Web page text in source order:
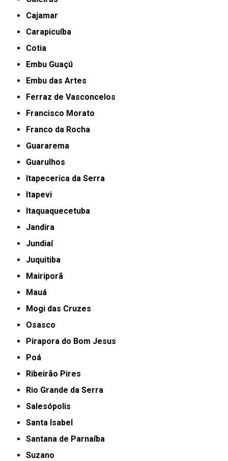
Cajamar
Carapicuíba
Cotia
Embu Guaçú
Embu das Artes
Ferraz de Vasconcelos
Francisco Morato
Franco da Rocha
Guararema
Guarulhos
Itapecerica da Serra
Itapevi
Itaquaquecetuba
Jandira
Jundiaí
Juquitiba
Mairiporã
Mauá
Mogi das Cruzes
Osasco
Pirapora do Bom Jesus
Poá
Ribeirão Pires
Rio Grande da Serra
Salesópolis
Santa Isabel
Santana de Parnaíba
Suzano